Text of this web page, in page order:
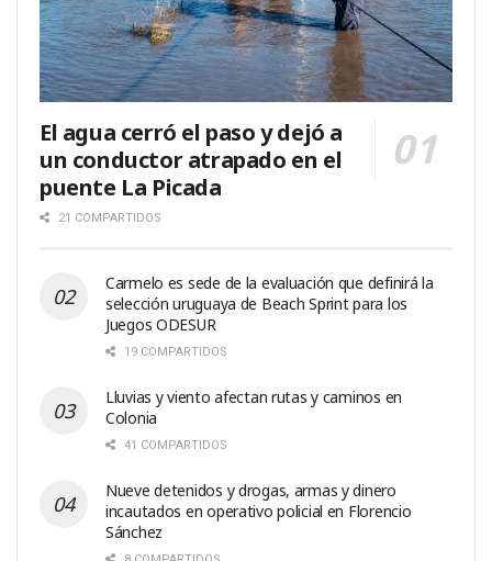
El agua cerró el paso y dejó a
un conductor atrapado en el
puente La Picada
21 COMPARTIDOS
Carmelo es sede de la evaluación que definirá la
selección uruguaya de Beach Sprint para los
Juegos ODESUR
19 COMPARTIDOS
Lluvias y viento afectan rutas y caminos en
Colonia
41 COMPARTIDOS
Nueve detenidos y drogas, armas y dinero
incautados en operativo policial en Florencio
Sánchez